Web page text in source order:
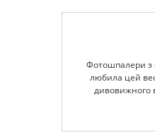
Фотошпалери з
любила цей
дивовижного
Оскільки